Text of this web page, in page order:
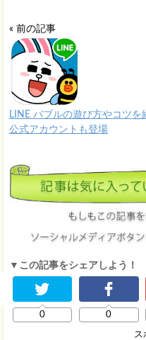
« 前の記事
LINE バブルの遊び方やコツを
公式アカウントも登場
▼この記事をシェアしよう！
0 0
ス